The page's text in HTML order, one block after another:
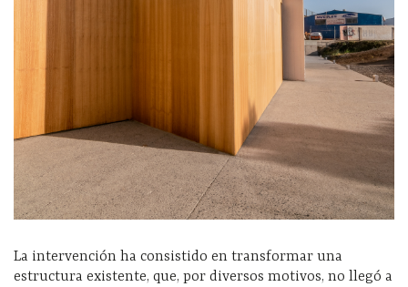
La intervención ha consistido en transformar una
estructura existente, que, por diversos motivos, no llegó a